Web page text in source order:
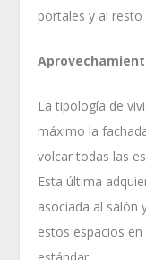
portales y al
La tipología de
máximo la
volcar todas las
Esta última
asociada al salón
estos espacios